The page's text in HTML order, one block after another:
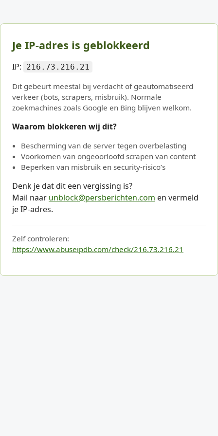
Je IP-adres is geblokkeerd
IP: 216.73.216.21
Dit gebeurt meestal bij verdacht of geautomatiseerd
verkeer (bots, scrapers, misbruik). Normale
zoekmachines zoals Google en Bing blijven welkom.
Waarom blokkeren wij dit?
Bescherming van de server tegen overbelasting
Voorkomen van ongeoorloofd scrapen van content
Beperken van misbruik en security-risico’s
Denk je dat dit een vergissing is?
Mail naar unblock@persberichten.com en vermeld
je IP-adres.
Zelf controleren:
https://www.abuseipdb.com/check/216.73.216.21